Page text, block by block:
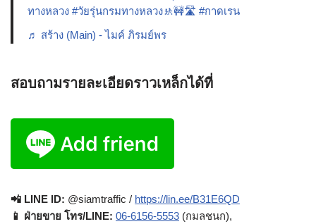
ทางหลวง #วัยรุ่นกรมทางหลวง🚸🚧🛣️ #กาดเรน
♬ สร้าง (Main) - ไมค์ ภิรมย์พร
สอบถามรายละเอียดราวเหล็กได้ที่
📲 LINE ID: @siamtraffic / https://lin.ee/B31E6QD
📱 ฝ่ายขาย โทร/LINE: 06-6156-5553 (กมลชนก),